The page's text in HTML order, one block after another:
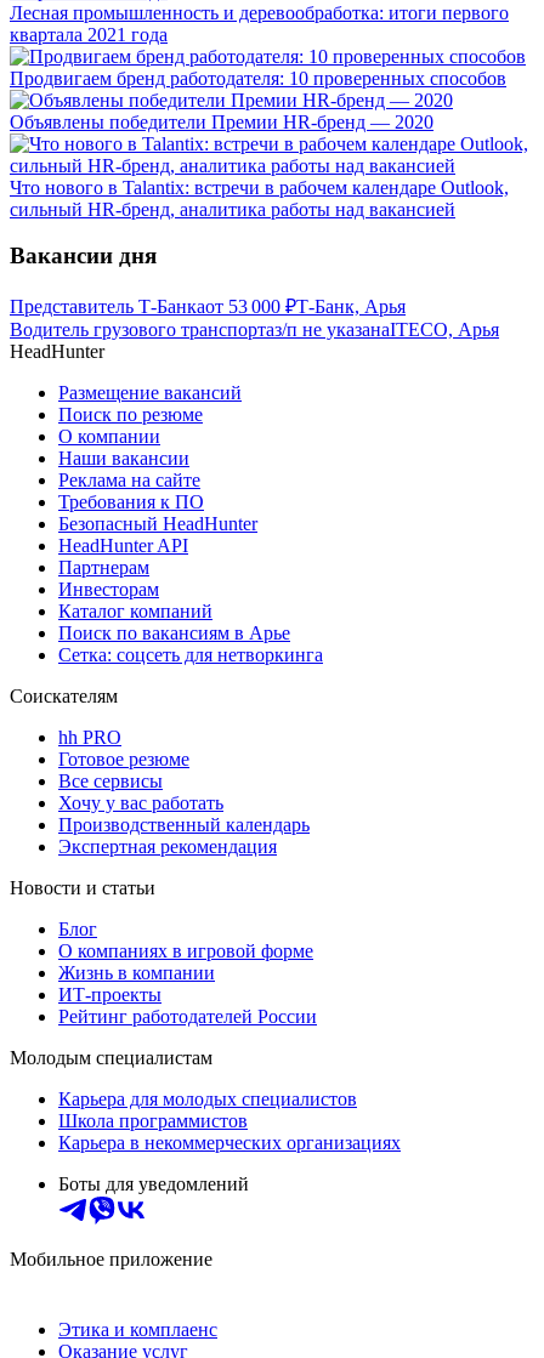
Лесная промышленность и деревообработка: итоги первого
квартала 2021 года
Продвигаем бренд работодателя: 10 проверенных способов
Объявлены победители Премии HR-бренд — 2020
Что нового в Talantix: встречи в рабочем календаре Outlook,
сильный HR-бренд, аналитика работы над вакансией
Вакансии дня
Представитель Т-Банкаот 53 000 ₽Т-Банк, Арья
Водитель грузового транспортаз/п не указанаITECO, Арья
HeadHunter
Размещение вакансий
Поиск по резюме
О компании
Наши вакансии
Реклама на сайте
Требования к ПО
Безопасный HeadHunter
HeadHunter API
Партнерам
Инвесторам
Каталог компаний
Поиск по вакансиям в Арье
Сетка: соцсеть для нетворкинга
Соискателям
hh PRO
Готовое резюме
Все сервисы
Хочу у вас работать
Производственный календарь
Экспертная рекомендация
Новости и статьи
Блог
О компаниях в игровой форме
Жизнь в компании
ИТ-проекты
Рейтинг работодателей России
Молодым специалистам
Карьера для молодых специалистов
Школа программистов
Карьера в некоммерческих организациях
Боты для уведомлений
Мобильное приложение
Этика и комплаенс
Оказание услуг